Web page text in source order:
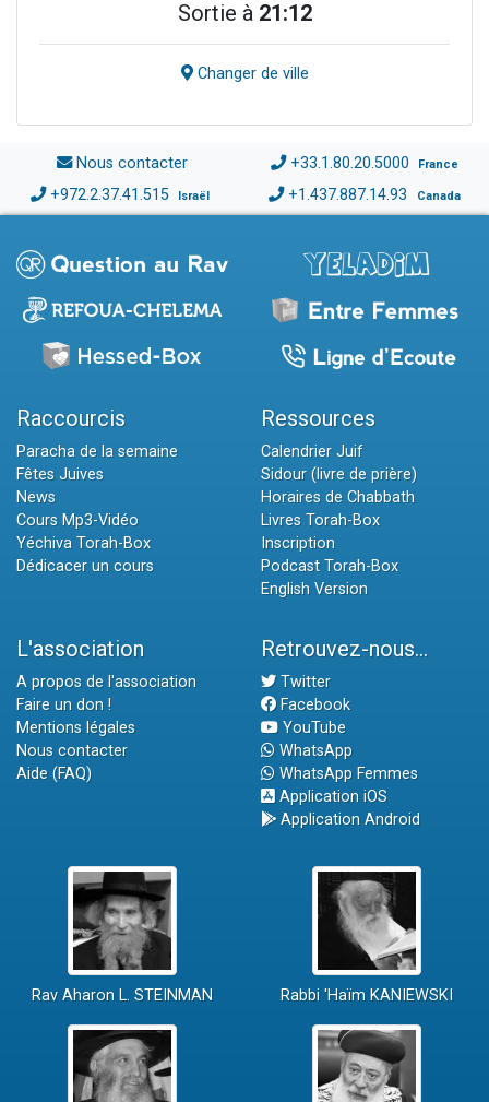
Sortie à 21:12
Changer de ville
Nous contacter +33.1.80.20.5000 France
+972.2.37.41.515 Israël +1.437.887.14.93 Canada
Raccourcis
Paracha de la semaine
Fêtes Juives
News
Cours Mp3-Vidéo
Yéchiva Torah-Box
Dédicacer un cours
Ressources
Calendrier Juif
Sidour (livre de prière)
Horaires de Chabbath
Livres Torah-Box
Inscription
Podcast Torah-Box
English Version
L'association
A propos de l'association
Faire un don !
Mentions légales
Nous contacter
Aide (FAQ)
Retrouvez-nous...
Twitter
Facebook
YouTube
WhatsApp
WhatsApp Femmes
Application iOS
Application Android
Rav Aharon L. STEINMAN Rabbi 'Haïm KANIEWSKI